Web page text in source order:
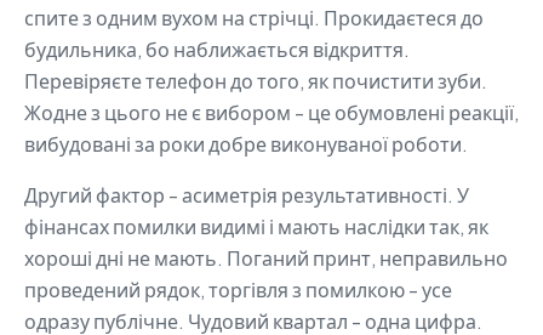
спите з одним вухом на стрічці. Прокидаєтеся до
будильника, бо наближається відкриття.
Перевіряєте телефон до того, як почистити зуби.
Жодне з цього не є вибором - це обумовлені реакції,
вибудовані за роки добре виконуваної роботи.
Другий фактор - асиметрія результативності. У
фінансах помилки видимі і мають наслідки так, як
хороші дні не мають. Поганий принт, неправильно
проведений рядок, торгівля з помилкою - усе
одразу публічне. Чудовий квартал - одна цифра.